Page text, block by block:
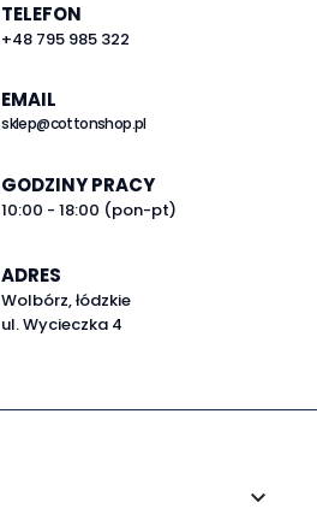
TELEFON
+48 795 985 322
EMAIL
sklep@cottonshop.pl
GODZINY PRACY
10:00 - 18:00 (pon-pt)
ADRES
Wolbórz, łódzkie
ul. Wycieczka 4
